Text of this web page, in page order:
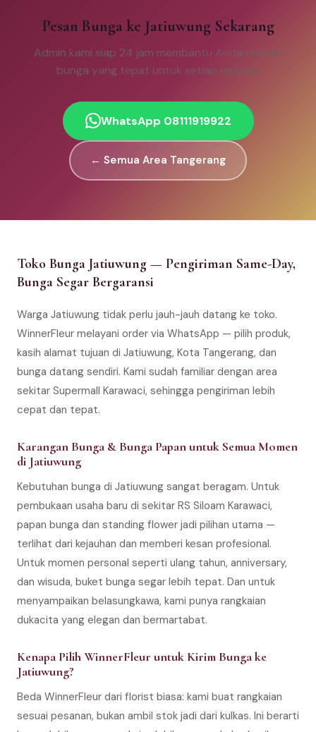
Pesan Bunga ke Jatiuwung Sekarang
Admin kami siap 24 jam membantu Anda memilih
bunga yang tepat untuk setiap momen.
WhatsApp 08111919922
← Semua Area Tangerang
Toko Bunga Jatiuwung — Pengiriman Same-Day,
Bunga Segar Bergaransi
Warga Jatiuwung tidak perlu jauh-jauh datang ke toko.
WinnerFleur melayani order via WhatsApp — pilih produk,
kasih alamat tujuan di Jatiuwung, Kota Tangerang, dan
bunga datang sendiri. Kami sudah familiar dengan area
sekitar Supermall Karawaci, sehingga pengiriman lebih
cepat dan tepat.
Karangan Bunga & Bunga Papan untuk Semua Momen
di Jatiuwung
Kebutuhan bunga di Jatiuwung sangat beragam. Untuk
pembukaan usaha baru di sekitar RS Siloam Karawaci,
papan bunga dan standing flower jadi pilihan utama —
terlihat dari kejauhan dan memberi kesan profesional.
Untuk momen personal seperti ulang tahun, anniversary,
dan wisuda, buket bunga segar lebih tepat. Dan untuk
menyampaikan belasungkawa, kami punya rangkaian
dukacita yang elegan dan bermartabat.
Kenapa Pilih WinnerFleur untuk Kirim Bunga ke
Jatiuwung?
Beda WinnerFleur dari florist biasa: kami buat rangkaian
sesuai pesanan, bukan ambil stok jadi dari kulkas. Ini berarti